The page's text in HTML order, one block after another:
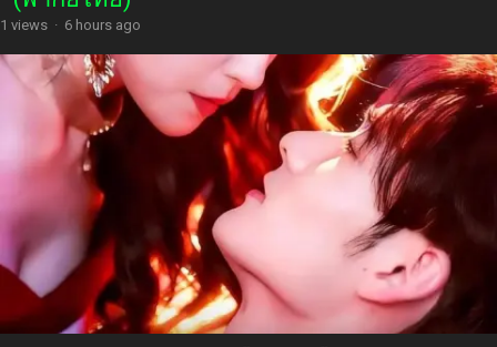
1 views · 6 hours ago